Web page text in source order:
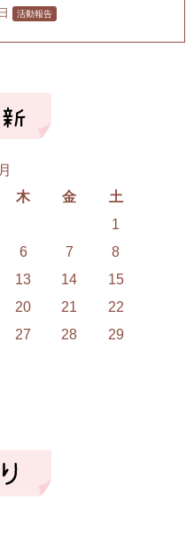
活動報告
木 金
土
1
6 7
8
13 14
15
20 21
22
27 28
29